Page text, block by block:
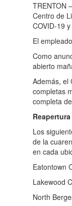
TRENTON
Centro de
COVID-19
El
Como
abierto
Además, el
completas
completa
Los
de la
en cada
Eatontown
Lakewood
North